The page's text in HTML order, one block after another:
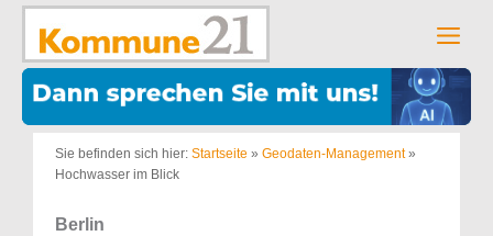
Zum
springen
Sie befinden sich hier: Startseite » Geodaten-Management»
Hochwasser im Blick
Berlin